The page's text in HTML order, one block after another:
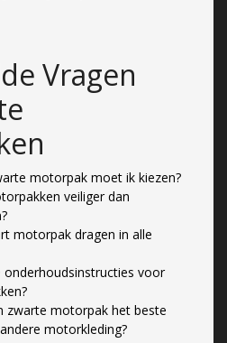
Vragen
motorpak moet ik kiezen?
veiliger dan
motorpak dragen in alle
onderhoudsinstructies voor
zwarte motorpak het beste
motorkleding?